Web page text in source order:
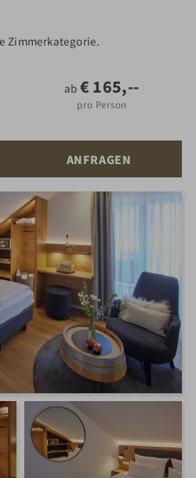
Zimmerkategorie.
ab€ 165,--
pro Person
ANFRAGEN